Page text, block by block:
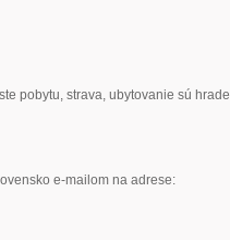
pobytu, strava, ubytovanie sú
e-mailom na adrese: